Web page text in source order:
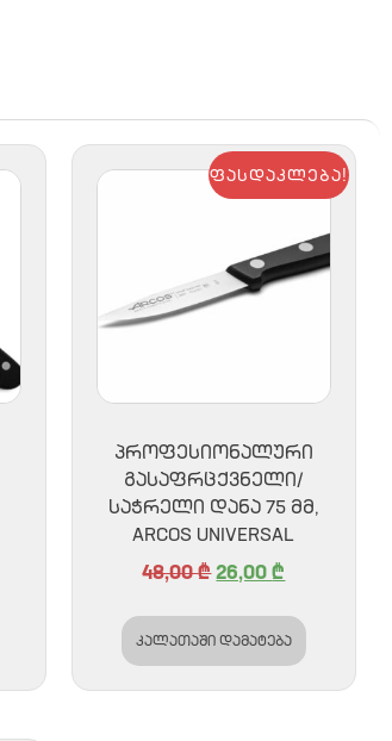
ფასდაკლება!
ᲞᲠᲝᲤᲔᲡᲘᲝᲜᲐᲚᲣᲠᲘ
ᲒᲐᲡᲐᲤᲠᲪᲥᲕᲜᲔᲚᲘ/
ᲡᲐᲭᲠᲔᲚᲘ ᲓᲐᲜᲐ 75 ᲛᲛ,
ARCOS UNIVERSAL
48,00₾ 26,00₾
კალათაში დამატება